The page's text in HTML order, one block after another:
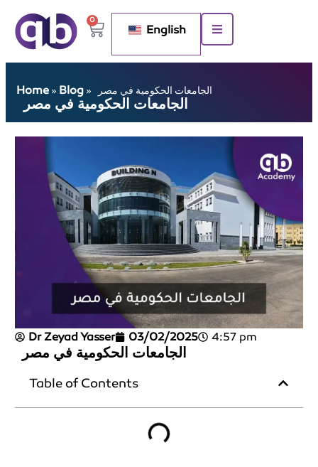
0
English
Home » Blog » الجامعات الحكومية في مصر
الجامعات الحكومية في مصر
Dr Zeyad Yasser 03/02/2025 4:57 pm
الجامعات الحكومية في مصر
Table of Contents